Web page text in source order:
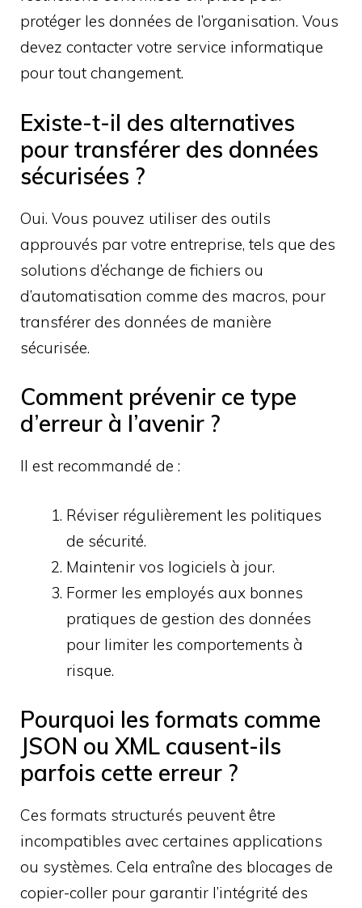
protéger les données de l’organisation. Vous
devez contacter votre service informatique
pour tout changement.
Existe-t-il des alternatives
pour transférer des données
sécurisées ?
Oui. Vous pouvez utiliser des outils
approuvés par votre entreprise, tels que des
solutions d’échange de fichiers ou
d’automatisation comme des macros, pour
transférer des données de manière
sécurisée.
Comment prévenir ce type
d’erreur à l’avenir ?
Il est recommandé de :
Réviser régulièrement les politiques
de sécurité.
Maintenir vos logiciels à jour.
Former les employés aux bonnes
pratiques de gestion des données
pour limiter les comportements à
risque.
Pourquoi les formats comme
JSON ou XML causent-ils
parfois cette erreur ?
Ces formats structurés peuvent être
incompatibles avec certaines applications
ou systèmes. Cela entraîne des blocages de
copier-coller pour garantir l’intégrité des